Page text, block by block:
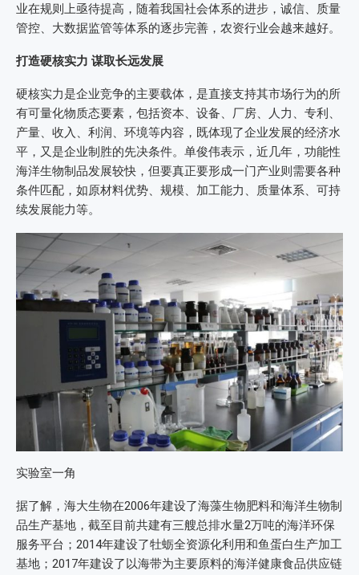
业在规则上亟待提高，随着我国社会体系的进步，诚信、质量
管控、大数据监管等体系的逐步完善，农资行业会越来越好。
打造硬核实力 谋取长远发展
硬核实力是企业竞争的主要载体，是直接支持其市场行为的所
有可量化物质态要素，包括资本、设备、厂房、人力、专利、
产量、收入、利润、环境等内容，既体现了企业发展的经济水
平，又是企业制胜的先决条件。单俊伟表示，近几年，功能性
海洋生物制品发展较快，但要真正要形成一门产业则需要各种
条件匹配，如原材料优势、规模、加工能力、质量体系、可持
续发展能力等。
实验室一角
据了解，海大生物在2006年建设了海藻生物肥料和海洋生物制
品生产基地，截至目前共建有三艘总排水量2万吨的海洋环保
服务平台；2014年建设了牡蛎全资源化利用和鱼蛋白生产加工
基地；2017年建设了以海带为主要原料的海洋健康食品供应链